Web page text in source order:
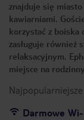
znajduje się
kawiarniami.
korzystać z boiska
zasługuje również
relaksacyjnym.
miejsce na
Darmowe